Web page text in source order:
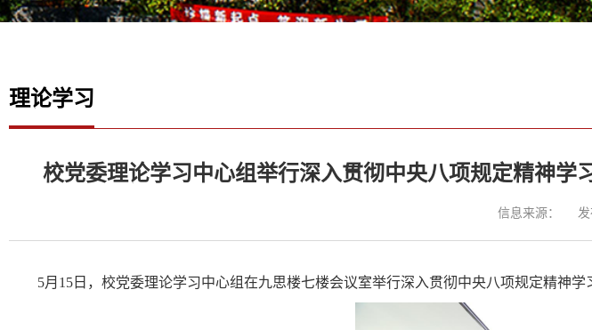
理论学习
校党委理论学习中心组举行深入贯彻中央八项规定精神学
信息来源： 发
5月15日，校党委理论学习中心组在九思楼七楼会议室举行深入贯彻中央八项规定精神